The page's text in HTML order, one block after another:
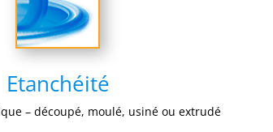
Etanchéité
– découpé, moulé, usiné ou extrudé